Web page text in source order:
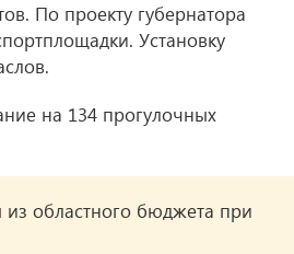
По проекту губернатора
Установку
на 134 прогулочных
областного бюджета при